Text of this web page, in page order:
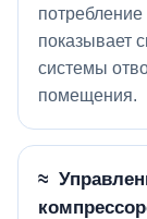
потребление
показывает
системы
помещения.
≈